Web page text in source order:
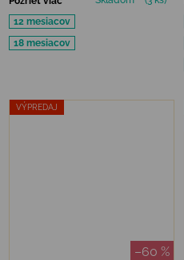
12 mesiacov
18 mesiacov
VÝPREDAJ
–60 %